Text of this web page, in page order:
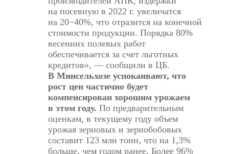
на посевную в 2022 г. увеличатся
на 20−40%, что отразится на конечной
стоимости продукции. Порядка 80%
весенних полевых работ
обеспечивается за счет льготных
кредитов», — сообщили в ЦБ.
В Минсельхозе успокаивают, что
рост цен частично будет
компенсирован хорошим урожаем
в этом году. По предварительным
оценкам, в текущему году объем
урожая зерновых и зернобобовых
составит 123 млн тонн, что на 1,3%
больше, чем годом ранее. Более 96%